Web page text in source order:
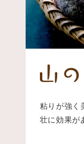
粘りが強く
壮に効果が